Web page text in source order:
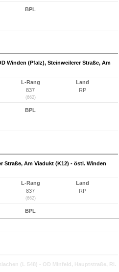
BPL
Winden (Pfalz), Steinweilerer Straße, Am
L-Rang
837
(662)
Land
RP
BPL
Straße, Am Viadukt (K12) - östl. Winden
L-Rang
837
(662)
Land
RP
BPL
(L 548) - OD Minfeld, Hauptstraße, Ri.